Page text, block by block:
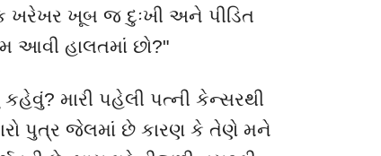
ખરેખર ખૂબ જ દુઃખી અને પીડિત
આવી હાલતમાં છો?"
કહેવું? મારી પહેલી પત્ની કેન્સરથી
પુત્ર જેલમાં છે કારણ કે તેણે મને